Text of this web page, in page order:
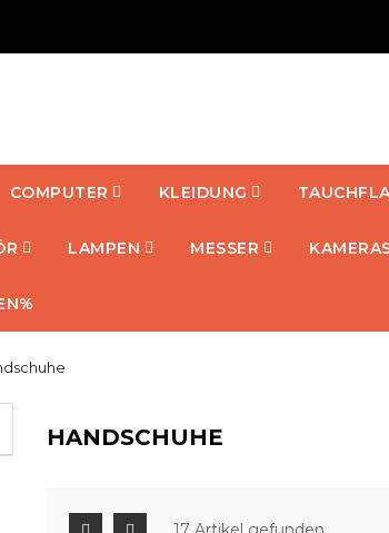
COMPUTER KLEIDUNG
LAMPEN MESSER
HANDSCHUHE